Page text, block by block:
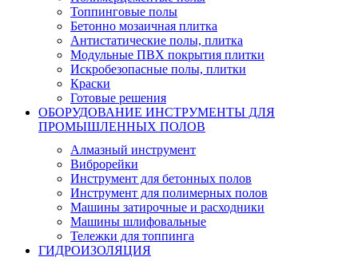
Топпинговые полы
Бетонно мозаичная плитка
Антистатические полы, плитка
Модульные ПВХ покрытия плитки
Искробезопасные полы, плитки
Краски
Готовые решения
ОБОРУДОВАНИЕ ИНСТРУМЕНТЫ ДЛЯ
ПРОМЫШЛЕННЫХ ПОЛОВ
Алмазный инструмент
Виброрейки
Инструмент для бетонных полов
Инструмент для полимерных полов
Машины затирочные и расходники
Машины шлифовальные
Тележки для топпинга
ГИДРОИЗОЛЯЦИЯ